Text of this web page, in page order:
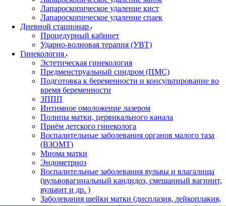
Лапароскопическое удаление кист
Лапароскопическое удаление спаек
Дневной стационар
Процедурный кабинет
Ударно-волновая терапия (УВТ)
Гинекология
Эстетическая гинекология
Предменструальный синдром (ПМС)
Подготовка к беременности и консультирование во
время беременности
ЗППП
Интимное омоложение лазером
Полипы матки, цервикального канала
Приём детского гинеколога
Воспалительные заболевания органов малого таза
(ВЗОМТ)
Миома матки
Эндометриоз
Воспалительные заболевания вульвы и влагалища
(вульвовагинальный кандидоз, смешанный вагинит,
вульвит и др. )
Заболевания шейки матки (дисплазия, лейкоплакия,